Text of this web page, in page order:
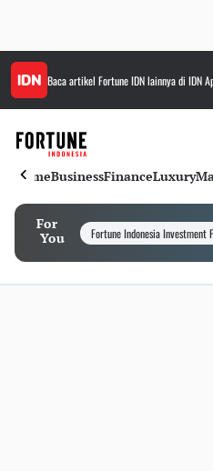
Baca artikel Fortune IDNlainnya di IDN
HomeBusinessFinanceLuxury
For
You
Fortune Indonesia Investment